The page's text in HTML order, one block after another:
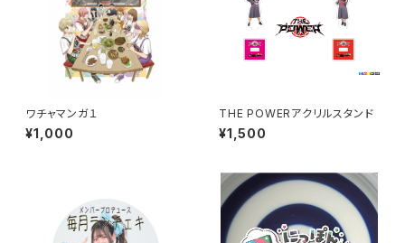
ワチャマンガ１
¥1,000
THE POWERアクリルスタンド
¥1,500